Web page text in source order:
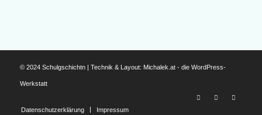
© 2024 Schulgschichtn | Technik & Layout: Michalek.at - die WordPress-
Werkstatt
Datenschutzerklärung Impressum